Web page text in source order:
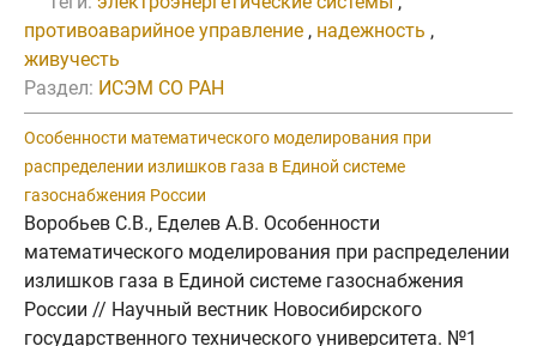
противоаварийное управление , надежность ,
живучесть
Раздел: ИСЭМ СО РАН
Особенности математического моделирования при
распределении излишков газа в Единой системе
газоснабжения России
Воробьев С.В., Еделев А.В. Особенности
математического моделирования при распределении
излишков газа в Единой системе газоснабжения
России // Научный вестник Новосибирского
государственного технического университета. №1